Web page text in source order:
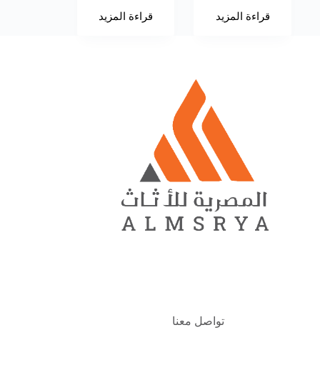
قراءة المزيد قراءة المزيد
تواصل معنا